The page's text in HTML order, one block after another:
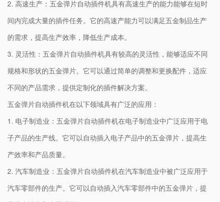
2. 高速生产：五金弹片自动插件机具有高速生产的能力能够在短时
间内完成大量的插件任务。它的高速产能力可以满足五金制品生产
的需求，提高生产效率，降低生产成本。
3. 灵活性：五金弹片自动插件机具有较高的灵活性，能够适应不同
规格和形状的五金弹片。它可以通过简单的调整和更换配件，适应
不同的产品需求，提供定制化的插件解决方案。
五金弹片自动插件机在以下领域具有广泛的应用：
1. 电子制造业：五金弹片自动插件机在电子制造业中广泛应用于电
子产品的生产线。它可以自动插入电子产品中的五金弹片，提高生
产效率和产品质量。
2. 汽车制造业：五金弹片自动插件机在汽车制造业中被广泛应用于
汽车零部件的生产。它可以自动插入汽车零部件中的五金弹片，提